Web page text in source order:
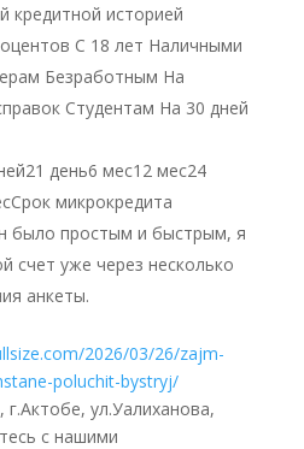
кредитной историей
С 18 лет Наличными
Безработным На
Студентам На 30 дней
день6 мес12 мес24
микрокредита
было простым и быстрым, я
счет уже через несколько
анкеты.
2026/03/26/zajm-
poluchit-bystryj/
ул.Уалиханова,
с нашими